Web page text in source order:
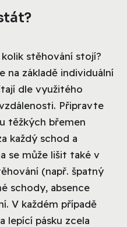
stěhování stojí?
na základě individuální
dle využitého
Připravte
těžkých břemen
každý schod a
se může lišit také v
(např. špatný
schody, absence
V každém případě
lepící pásku zcela